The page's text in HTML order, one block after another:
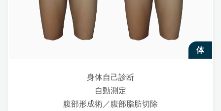
体
身体自己診断
自動測定
腹部形成術／腹部脂肪切除